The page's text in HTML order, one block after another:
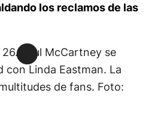
los reclamos de las